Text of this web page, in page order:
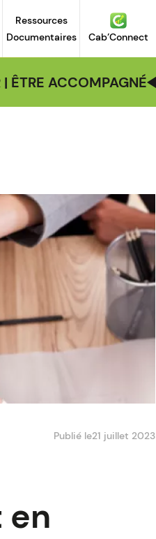
Ressources
Documentaires
Cab’Connect
ÊTRE ACCOMPAGNÉ
Publié le21 juillet 2023
en